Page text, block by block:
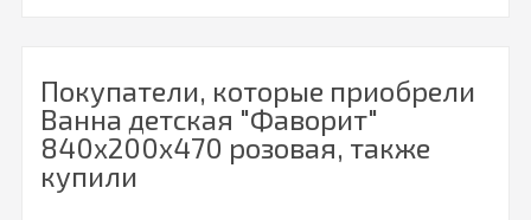
Покупатели, которые приобрели
Ванна детская "Фаворит"
840x200x470 розовая, также
купили